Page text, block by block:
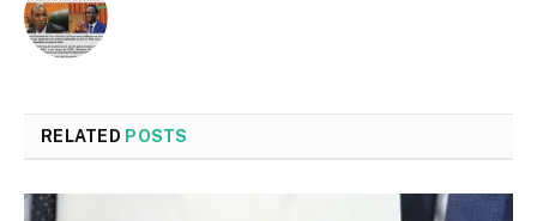
RELATED POSTS